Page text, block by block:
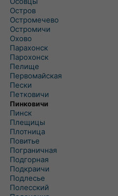
Остров
Остромечево
Остромичи
Охово
Парахонск
Парохонск
Пелище
Первомайская
Пески
Петковичи
Пинковичи
Пинск
Плещицы
Плотница
Повитье
Пограничная
Подгорная
Подкраичи
Подлесье
Полесский